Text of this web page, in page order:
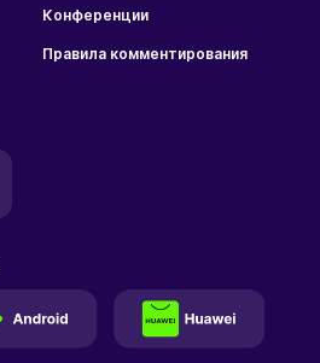
Конференции
Правила комментирования